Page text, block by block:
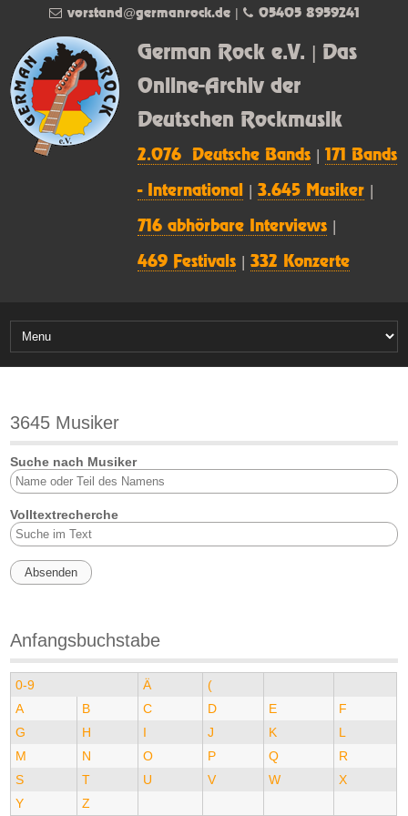
German Rock e.V. | Das
Online-Archiv der
Deutschen Rockmusik
2.076 Deutsche Bands |171 Bands
- International |3.645 Musiker
716 abhörbare Interviews
469 Festivals |332 Konzerte
vorstand@germanrock.de| 05405 8959241
3645 Musiker
Suche nach Musiker
Volltextrecherche
Anfangsbuchstabe
0-9 Ä
(
A
B C D E
F
G
H I J K
L
M
N O P Q
R
S
T U V W
X
Y
Z